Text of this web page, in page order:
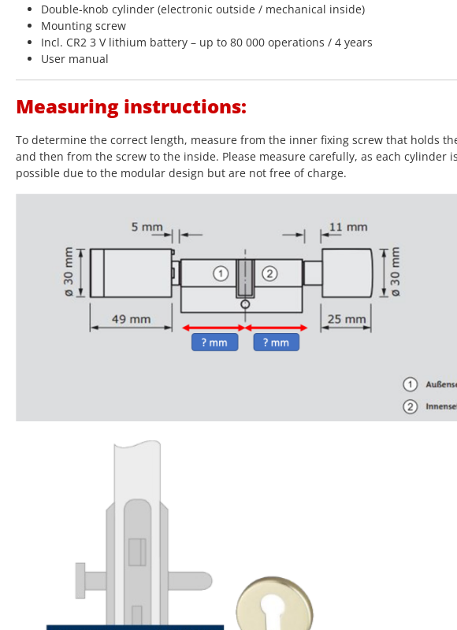
Double-knob cylinder (electronic outside / mechanical inside)
Mounting screw
Incl. CR2 3 V lithium battery – up to 80 000 operations / 4 years
User manual
Measuring instructions:
To determine the correct length, measure from the inner fixing screw that holds
and then from the screw to the inside. Please measure carefully, as each cylinder
possible due to the modular design but are not free of charge.